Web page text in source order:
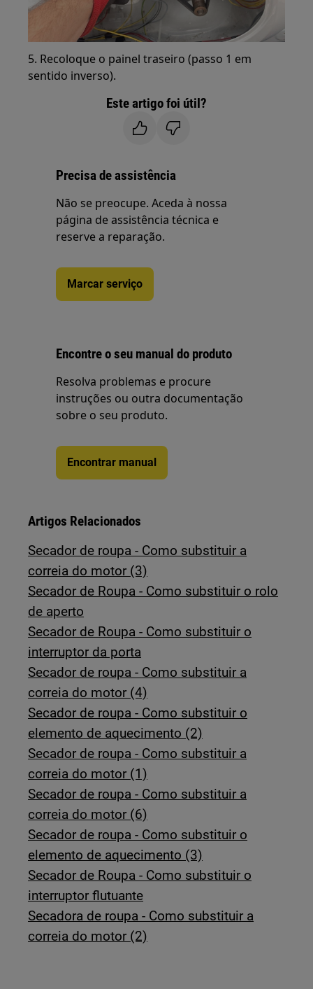
5. Recoloque o painel traseiro (passo 1 em
sentido inverso).
Este artigo foi útil?
Precisa de assistência
Não se preocupe. Aceda à nossa
página de assistência técnica e
reserve a reparação.
Marcar serviço
Encontre o seu manual do produto
Resolva problemas e procure
instruções ou outra documentação
sobre o seu produto.
Encontrar manual
Artigos Relacionados
Secador de roupa - Como substituir a
correia do motor (3)
Secador de Roupa - Como substituir o rolo
de aperto
Secador de Roupa - Como substituir o
interruptor da porta
Secador de roupa - Como substituir a
correia do motor (4)
Secador de roupa - Como substituir o
elemento de aquecimento (2)
Secador de roupa - Como substituir a
correia do motor (1)
Secador de roupa - Como substituir a
correia do motor (6)
Secador de roupa - Como substituir o
elemento de aquecimento (3)
Secador de Roupa - Como substituir o
interruptor flutuante
Secadora de roupa - Como substituir a
correia do motor (2)